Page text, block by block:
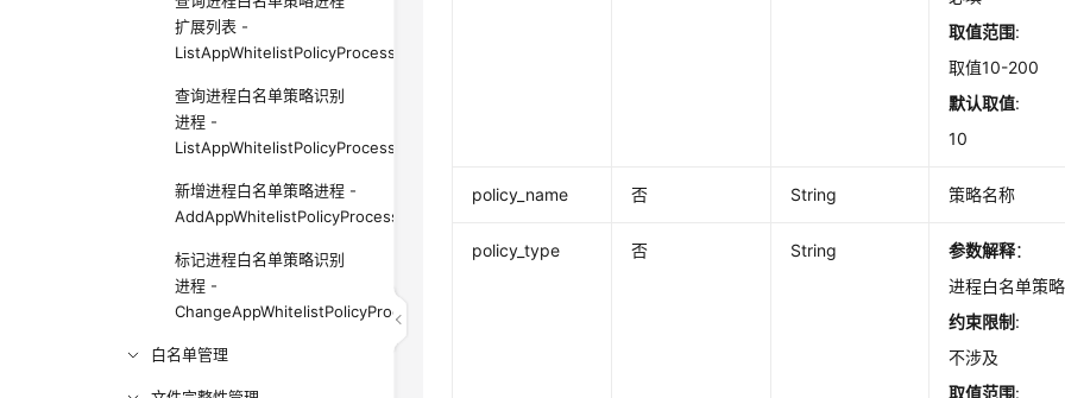
扩展列表 -
ListAppWhitelistPolicyProcessExtend
查询进程白名单策略识别
进程 -
ListAppWhitelistPolicyProcess
新增进程白名单策略进程 -
AddAppWhitelistPolicyProcess
标记进程白名单策略识别
进程 -
ChangeAppWhitelistPolicyProcessStatus
白名单管理
取值范围:
取值10-200
默认取值:
10
policy_name 否 String 策略名称
policy_type 否 String 参数解释：
进程白名单策
约束限制 :
不涉及
取值范围: